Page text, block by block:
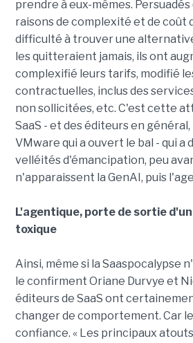
prendre à eux-mêmes. Persuadés
raisons de complexité et de coût
difficulté à trouver une
les quitteraient jamais, ils ont
complexifié leurs tarifs, modifié
contractuelles, inclus des
non sollicitées, etc. C'est cette
SaaS - et des éditeurs en
VMware qui a ouvert le bal - qui a
velléités d'émancipation, peu
n'apparaissent la GenAI, puis
L'agentique, porte de sortie
toxique
Ainsi, même si la Saaspocalypse
le confirment Oriane Durvye et
éditeurs de SaaS ont
changer de comportement. Car
confiance. « Les principaux